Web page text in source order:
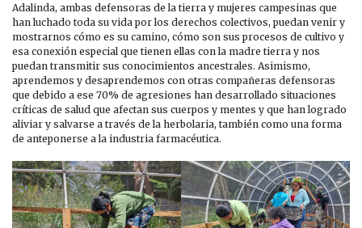
Adalinda, ambas defensoras de la tierra y mujeres campesinas que
han luchado toda su vida por los derechos colectivos, puedan venir y
mostrarnos cómo es su camino, cómo son sus procesos de cultivo y
esa conexión especial que tienen ellas con la madre tierra y nos
puedan transmitir sus conocimientos ancestrales. Asimismo,
aprendemos y desaprendemos con otras compañeras defensoras
que debido a ese 70% de agresiones han desarrollado situaciones
críticas de salud que afectan sus cuerpos y mentes y que han logrado
aliviar y salvarse a través de la herbolaria, también como una forma
de anteponerse a la industria farmacéutica.